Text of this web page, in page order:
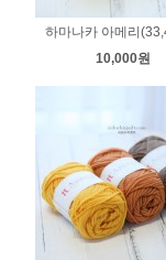
하마나카 아메리
10,000원